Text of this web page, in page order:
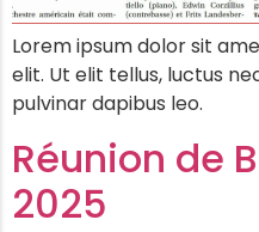
Lorem ipsum dolor sit
elit. Ut elit tellus, luctus
pulvinar dapibus leo.
Réunion de
2025